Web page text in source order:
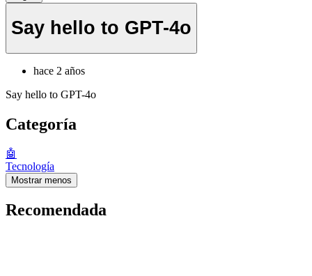
Say hello to GPT-4o
hace 2 años
Say hello to GPT-4o
Categoría
🤖
Tecnología
Mostrar menos
Recomendada